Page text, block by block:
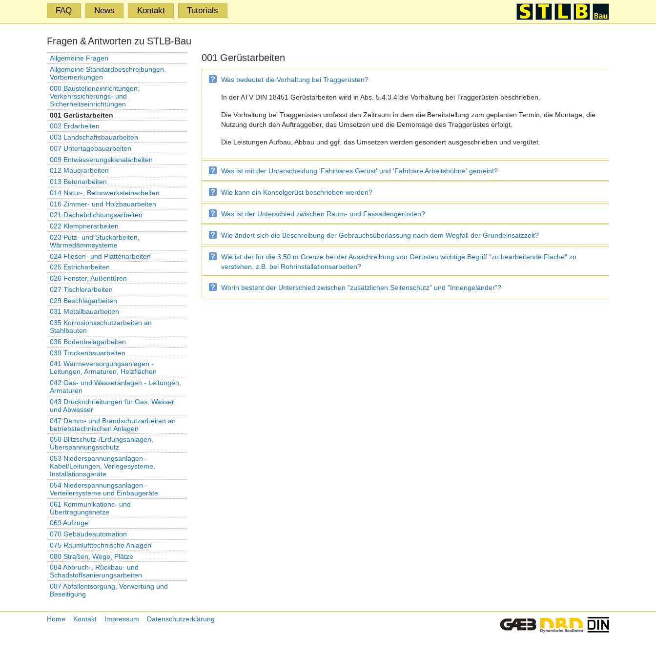
FAQ News Kontakt Tutorials
Fragen & Antworten zu STLB-Bau
Allgemeine Fragen
Allgemeine Standardbeschreibungen,
Vorbemerkungen
000 Baustelleneinrichtungen;
Verkehrssicherungs- und
Sicherheitseinrichtungen
001 Gerüstarbeiten
002 Erdarbeiten
003 Landschaftsbauarbeiten
007 Untertagebauarbeiten
009 Entwässerungskanalarbeiten
012 Mauerarbeiten
013 Betonarbeiten
014 Natur-, Betonwerksteinarbeiten
016 Zimmer- und Holzbauarbeiten
021 Dachabdichtungsarbeiten
022 Klempnerarbeiten
023 Putz- und Stuckarbeiten,
Wärmedämmsysteme
024 Fliesen- und Plattenarbeiten
025 Estricharbeiten
026 Fenster, Außentüren
027 Tischlerarbeiten
029 Beschlagarbeiten
031 Metallbauarbeiten
035 Korrosionsschutzarbeiten an
Stahlbauten
036 Bodenbelagarbeiten
039 Trockenbauarbeiten
041 Wärmeversorgungsanlagen -
Leitungen, Armaturen, Heizflächen
042 Gas- und Wasseranlagen - Leitungen,
Armaturen
043 Druckrohrleitungen für Gas, Wasser
und Abwasser
047 Dämm- und Brandschutzarbeiten an
betriebstechnischen Anlagen
050 Blitzschutz-/Erdungsanlagen,
Überspannungsschutz
053 Niederspannungsanlagen -
Kabel/Leitungen, Verlegesysteme,
Installationsgeräte
054 Niederspannungsanlagen -
Verteilersysteme und Einbaugeräte
061 Kommunikations- und
Übertragungsnetze
069 Aufzüge
070 Gebäudeautomation
075 Raumlufttechnische Anlagen
080 Straßen, Wege, Plätze
084 Abbruch-, Rückbau- und
Schadstoffsanierungsarbeiten
087 Abfallentsorgung, Verwertung und
Beseitigung
001 Gerüstarbeiten
Was bedeutet die Vorhaltung bei Traggerüsten?
In der ATV DIN 18451 Gerüstarbeiten wird in Abs. 5.4.3.4 die Vorhaltung bei Traggerüsten beschrieben.
Die Vorhaltung bei Traggerüsten umfasst den Zeitraum in dem die Bereitstellung zum geplanten Termin, die Montage, die
Nutzung durch den Auftraggeber, das Umsetzen und die Demontage des Traggerüstes erfolgt.
Die Leistungen Aufbau, Abbau und ggf. das Umsetzen werden gesondert ausgeschrieben und vergütet.
Was ist mit der Unterscheidung 'Fahrbares Gerüst' und 'Fahrbare Arbeitsbühne' gemeint?
Wie kann ein Konsolgerüst beschrieben werden?
Was ist der Unterschied zwischen Raum- und Fassadengerüsten?
Wie ändert sich die Beschreibung der Gebrauchsüberlassung nach dem Wegfall der Grundeinsatzzeit?
Wie ist der für die 3,50 m Grenze bei der Ausschreibung von Gerüsten wichtige Begriff "zu bearbeitende Fläche" zu
verstehen, z.B. bei Rohrinstallationsarbeiten?
Worin besteht der Unterschied zwischen "zusätzlichen Seitenschutz" und "Innengeländer"?
Home Kontakt Impressum Datenschutzerklärung